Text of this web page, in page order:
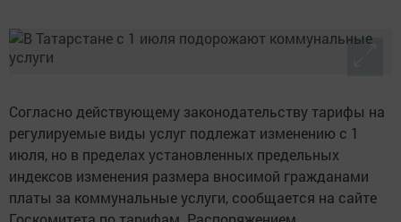
Согласно действующему законодательству тарифы на
регулируемые виды услуг подлежат изменению с 1
июля, но в пределах установленных предельных
индексов изменения размера вносимой гражданами
платы за коммунальные услуги, сообщается на сайте